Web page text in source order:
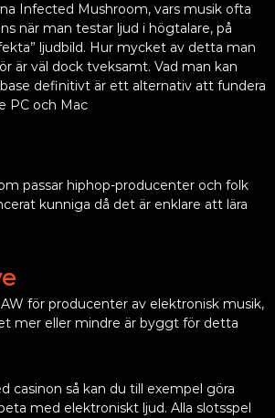
Infected Mushroom, vars musik ofta
när man testar ljud i högtalare, på
ljudbild. Hur mycket av detta man
är väl dock tveksamt. Vad man kan
definitivt är ett alternativ att fundera
PC och Mac
passar hiphop-producenter och folk
kunniga då det är enklare att lära
för producenter av elektronisk musik,
mer eller mindre är byggt för detta
casinon så kan du till exempel göra
med elektroniskt ljud. Alla slotsspel